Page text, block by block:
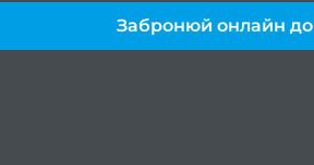
Забронюй онлайн до